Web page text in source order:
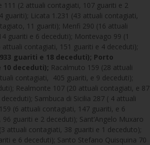
111 (2 attuali contagiati, 107 guariti e 2
guariti); Licata 1.231 (43 attuali contagiati,
11 guariti); Menfi 290 (16 attuali
guariti e 6 deceduti); Montevago 99 (1
contagiati, 151 guariti e 4 deceduti);
guariti e 18 deceduti); Porto
deceduti); Racalmuto 159 (28 attuali
contagiati, 405 guariti, e 9 deceduti);
Realmonte 107 (20 attuali contagiati, e 87
Sambuca di Sicilia 287 ( 4 attuali
(6 attuali contagiati, 147 guariti, e 6
guariti e 2 deceduti); Sant’Angelo Muxaro
attuali contagiati, 38 guariti e 1 deceduto);
e 6 deceduti); Santo Stefano Quisquina 70